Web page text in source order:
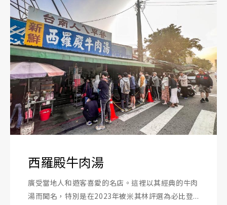
西羅殿牛肉湯
廣受當地人和遊客喜愛的名店。這裡以其經典的牛肉
湯而聞名，特別是在2023年被米其林評選為必比登...